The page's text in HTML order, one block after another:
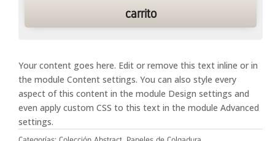
carrito
Your content goes here. Edit or remove this text inline or in
the module Content settings. You can also style every
aspect of this content in the module Design settings and
even apply custom CSS to this text in the module Advanced
settings.